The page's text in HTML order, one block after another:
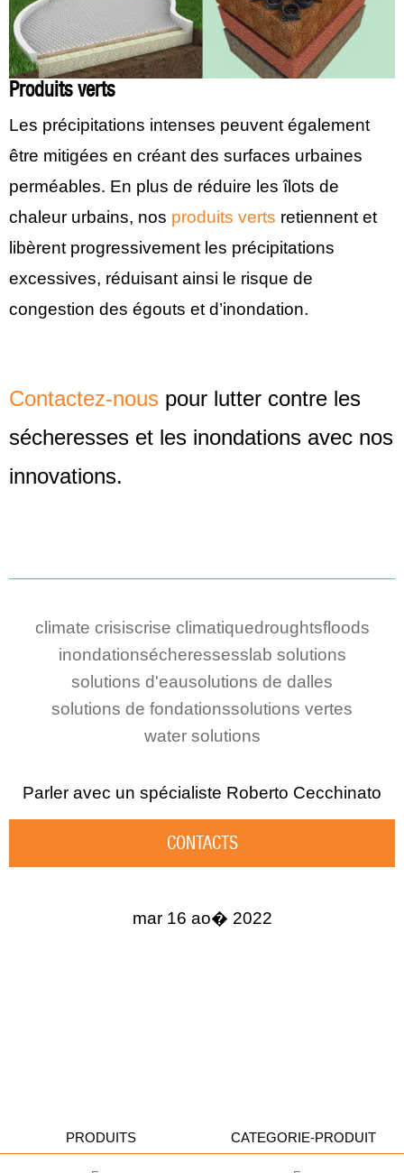
Produits verts
Les précipitations intenses peuvent également
être mitigées en créant des surfaces urbaines
perméables. En plus de réduire les îlots de
chaleur urbains, nos produits verts retiennent et
libèrent progressivement les précipitations
excessives, réduisant ainsi le risque de
congestion des égouts et d’inondation.
Contactez-nous pour lutter contre les
sécheresses et les inondations avec nos
innovations.
climate crisiscrise climatiquedroughtsfloods
inondationsécheressesslab solutions
solutions d'eausolutions de dalles
solutions de fondationssolutions vertes
water solutions
Parler avec un spécialiste Roberto Cecchinato
CONTACTS
mar 16 ao� 2022
PRODUITS CATEGORIE-PRODUIT